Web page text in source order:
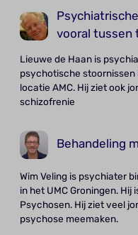
vooral tussen
Lieuwe de Haan is
psychotische stoornissen
locatie AMC. Hij ziet ook
schizofrenie
Behandeling
Wim Veling is psychiater
in het UMC Groningen.
Psychosen. Hij ziet veel
psychose meemaken.